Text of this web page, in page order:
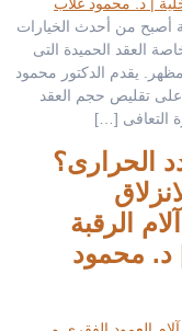
أصبح من أحدث الخيارات
العقد الحميدة التى
يقدم الدكتور محمود
على تقليص حجم العقد
التعافى […]
الحرارى؟
الرقبة
بدون جراحة 2026 | د. محمود